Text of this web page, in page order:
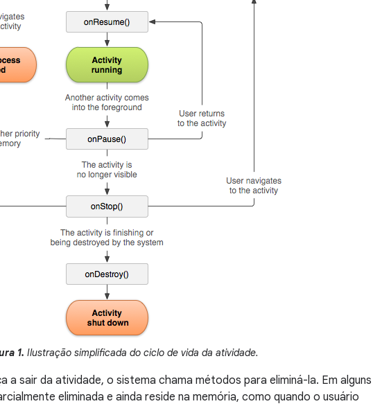
1. Ilustração simplificada do ciclo de vida da atividade.
a sair da atividade, o sistema chama métodos para eliminá-la. Em alguns
eliminada e ainda reside na memória, como quando o usuário